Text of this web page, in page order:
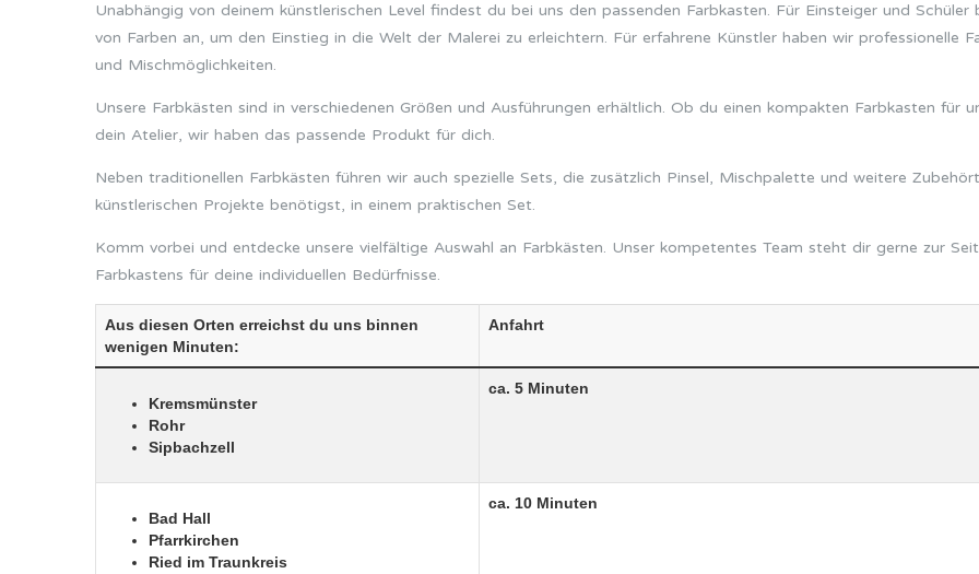
Unabhängig von deinem künstlerischen Level findest du bei uns den passenden Farbkasten. Für Einsteiger und
von Farben an, um den Einstieg in die Welt der Malerei zu erleichtern. Für erfahrene Künstler haben wir professionelle
und Mischmöglichkeiten.
Unsere Farbkästen sind in verschiedenen Größen und Ausführungen erhältlich. Ob du einen kompakten Farbkasten
dein Atelier, wir haben das passende Produkt für dich.
Neben traditionellen Farbkästen führen wir auch spezielle Sets, die zusätzlich Pinsel, Mischpalette und weitere
künstlerischen Projekte benötigst, in einem praktischen Set.
Komm vorbei und entdecke unsere vielfältige Auswahl an Farbkästen. Unser kompetentes Team steht dir gerne zur
Farbkastens für deine individuellen Bedürfnisse.
Aus diesen Orten erreichst du uns binnen
wenigen Minuten:
Anfahrt
Kremsmünster
Rohr
Sipbachzell
ca. 5 Minuten
Bad Hall
Pfarrkirchen
Ried im Traunkreis
ca. 10 Minuten